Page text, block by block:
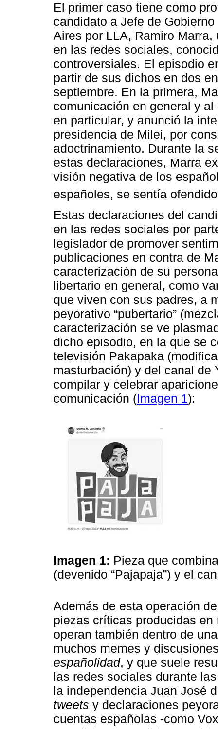
El primer caso tiene como
candidato a Jefe de
Aires por LLA, Ramiro
en las redes sociales,
controversiales. El episodio
partir de sus dichos en dos
septiembre. En la primera,
comunicación en general y
en particular, y anunció la
presidencia de Milei, por
adoctrinamiento. Durante la
estas declaraciones, Marra
visión negativa de los
españoles, se sentía
Estas declaraciones del
en las redes sociales por
legislador de promover
publicaciones en contra de
caracterización de su
libertario en general, como
que viven con sus padres, a
peyorativo “pubertario”
caracterización se ve
dicho episodio, en la que se
televisión Pakapaka
masturbación) y del canal de
compilar y celebrar
comunicación (Imagen 1):
Imagen 1: Pieza que
(devenido “Pajapaja”) y el
Además de esta operación
piezas críticas producidas
operan también dentro de
muchos memes y
españolidad, y que suele
las redes sociales durante
la independencia Juan José
tweets y declaraciones
cuentas españolas -como